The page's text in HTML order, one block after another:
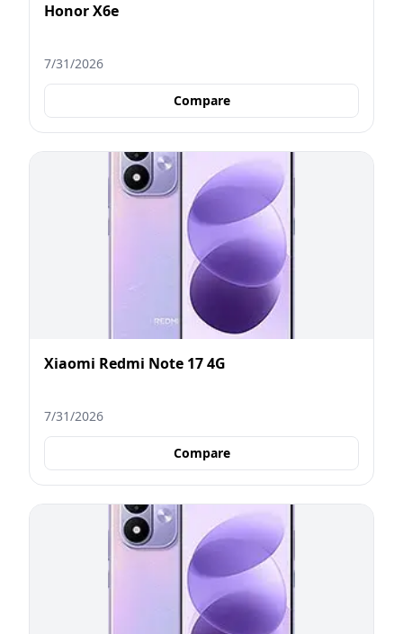
Honor X6e
7/31/2026
Compare
Xiaomi Redmi Note 17 4G
7/31/2026
Compare